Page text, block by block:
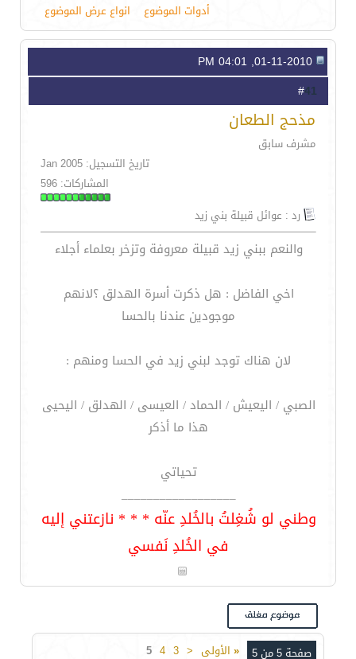
أدوات الموضوع انواع عرض الموضوع
41
مذحج الطعان
مشرف سابق
تاريخ التسجيل: Jan 2005
المشاركات: 596
رد : عوائل قبيلة بني زيد
والنعم ببني زيد قبيلة معروفة وتزخر بعلماء أجلاء
اخي الفاضل : هل ذكرت أسرة الهدلق ؟لانهم
موجودين عندنا بالحسا
لان هناك توجد لبني زيد في الحسا ومنهم :
الصبي / اليعيش / الحماد / العيسى / الهدلق / اليحيى
هذا ما أذكر
تحياتي
__________________
وطني لو شُغِلتُ بالخُلدِ عنّه * * * نازعتني إليه
في الخُلدِ نَفسي
صفحة 5 من 5 « الأولى <
3
4
5